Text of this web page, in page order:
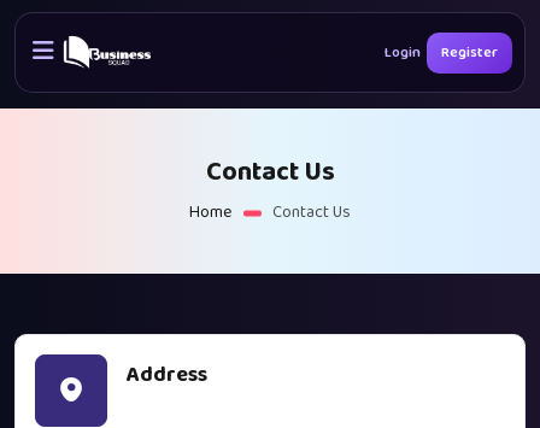
Login Register
Contact Us
Home Contact Us
Address